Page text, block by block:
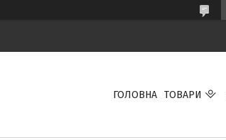
ГОЛОВНА ТОВАРИ